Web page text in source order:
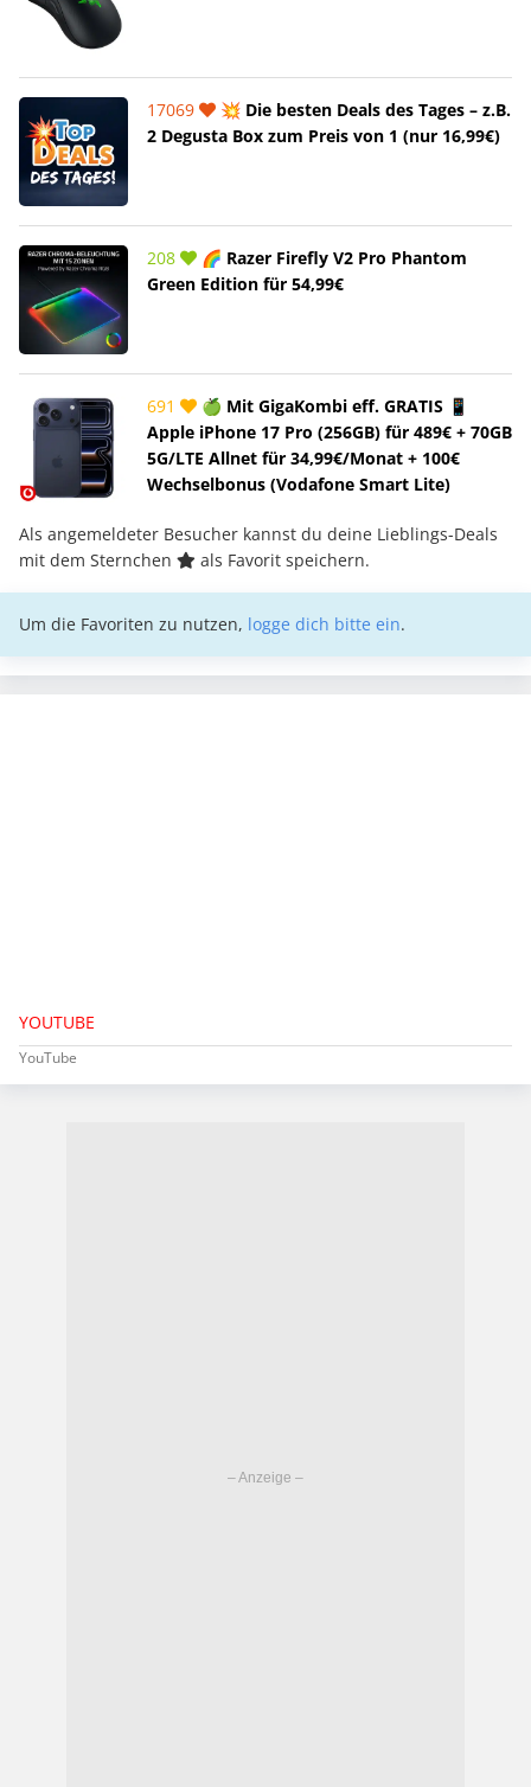
17069
💥 Die besten Deals des Tages – z.B.
2 Degusta Box zum Preis von 1 (nur 16,99€)
208
🌈 Razer Firefly V2 Pro Phantom
Green Edition für 54,99€
691
🍏 Mit GigaKombi eff. GRATIS 📱
Apple iPhone 17 Pro (256GB) für 489€ + 70GB
5G/LTE Allnet für 34,99€/Monat + 100€
Wechselbonus (Vodafone Smart Lite)
Als angemeldeter Besucher kannst du deine Lieblings-Deals
mit dem Sternchen
als Favorit speichern.
Um die Favoriten zu nutzen, logge dich bitte ein.
YOUTUBE
YouTube